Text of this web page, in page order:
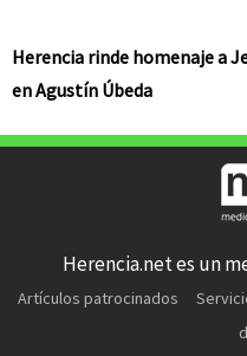
Herencia rinde homenaje a
en Agustín Úbeda
Herencia.net es un
Artículos patrocinados